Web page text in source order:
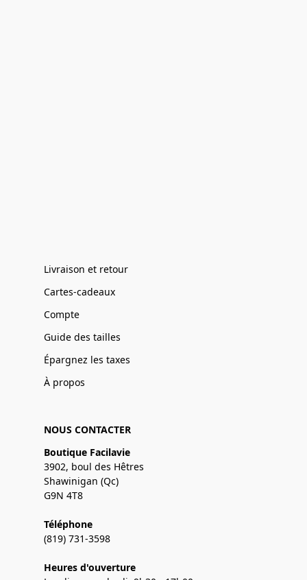
Livraison et retour
Cartes-cadeaux
Compte
Guide des tailles
Épargnez les taxes
À propos
NOUS CONTACTER
Boutique Facilavie
3902, boul des Hêtres
Shawinigan (Qc)
G9N 4T8
Téléphone
(819) 731-3598
Heures d'ouverture